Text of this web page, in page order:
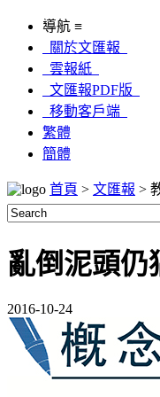
導航 ≡
關於文匯報
雲報紙
文匯報PDF版
移動客戶端
繁體
簡體
首頁 > 文匯報 >
亂倒泥頭仍
2016-10-24